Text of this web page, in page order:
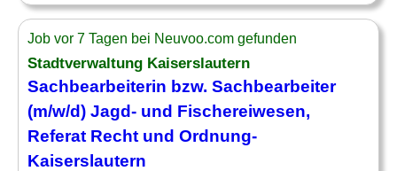
Job vor 7 Tagen bei Neuvoo.com gefunden
Stadtverwaltung Kaiserslautern
Sachbearbeiterin bzw. Sachbearbeiter
(m/w/d) Jagd- und Fischereiwesen,
Referat Recht und Ordnung-
Kaiserslautern